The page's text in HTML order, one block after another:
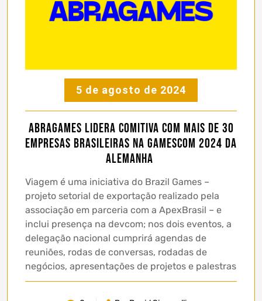
5 de agosto de 2024
Abragames lidera comitiva com mais de 30
empresas brasileiras na gamescom 2024 da
Alemanha
Viagem é uma iniciativa do Brazil Games –
projeto setorial de exportação realizado pela
associação em parceria com a ApexBrasil – e
inclui presença na devcom; nos dois eventos, a
delegação nacional cumprirá agendas de
reuniões, rodas de conversas, rodadas de
negócios, apresentações de projetos e palestras